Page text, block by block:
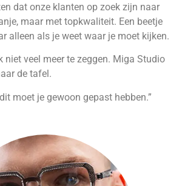
dat onze klanten op zoek zijn naar
maar met topkwaliteit. Een beetje
alleen als je weet waar je moet kijken.
niet veel meer te zeggen. Miga Studio
de tafel.
moet je gewoon gepast hebben.”